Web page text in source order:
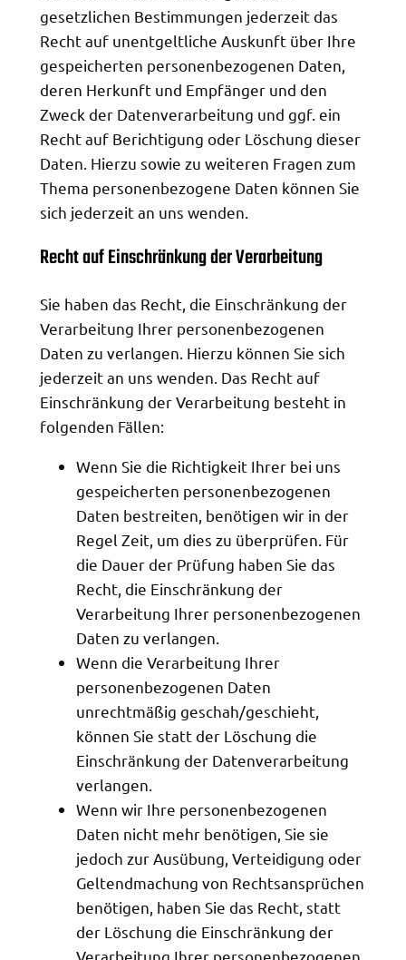
gesetzlichen Bestimmungen jederzeit das
Recht auf unentgeltliche Auskunft über Ihre
gespeicherten personenbezogenen Daten,
deren Herkunft und Empfänger und den
Zweck der Datenverarbeitung und ggf. ein
Recht auf Berichtigung oder Löschung dieser
Daten. Hierzu sowie zu weiteren Fragen zum
Thema personenbezogene Daten können Sie
sich jederzeit an uns wenden.
Recht auf Einschränkung der Verarbeitung
Sie haben das Recht, die Einschränkung der
Verarbeitung Ihrer personenbezogenen
Daten zu verlangen. Hierzu können Sie sich
jederzeit an uns wenden. Das Recht auf
Einschränkung der Verarbeitung besteht in
folgenden Fällen:
Wenn Sie die Richtigkeit Ihrer bei uns
gespeicherten personenbezogenen
Daten bestreiten, benötigen wir in der
Regel Zeit, um dies zu überprüfen. Für
die Dauer der Prüfung haben Sie das
Recht, die Einschränkung der
Verarbeitung Ihrer personenbezogenen
Daten zu verlangen.
Wenn die Verarbeitung Ihrer
personenbezogenen Daten
unrechtmäßig geschah/geschieht,
können Sie statt der Löschung die
Einschränkung der Datenverarbeitung
verlangen.
Wenn wir Ihre personenbezogenen
Daten nicht mehr benötigen, Sie sie
jedoch zur Ausübung, Verteidigung oder
Geltendmachung von Rechtsansprüchen
benötigen, haben Sie das Recht, statt
der Löschung die Einschränkung der
Verarbeitung Ihrer personenbezogenen